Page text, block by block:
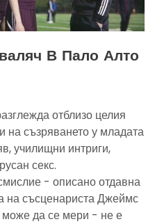
В Пало Алто
отблизо целия
на съзряването у младата
училищни интриги,
секс.
- описано отдавна
на съсценариста Джеймс
да се мери - не е